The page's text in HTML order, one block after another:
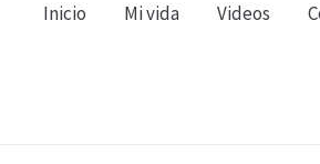
Inicio Mi vida Videos